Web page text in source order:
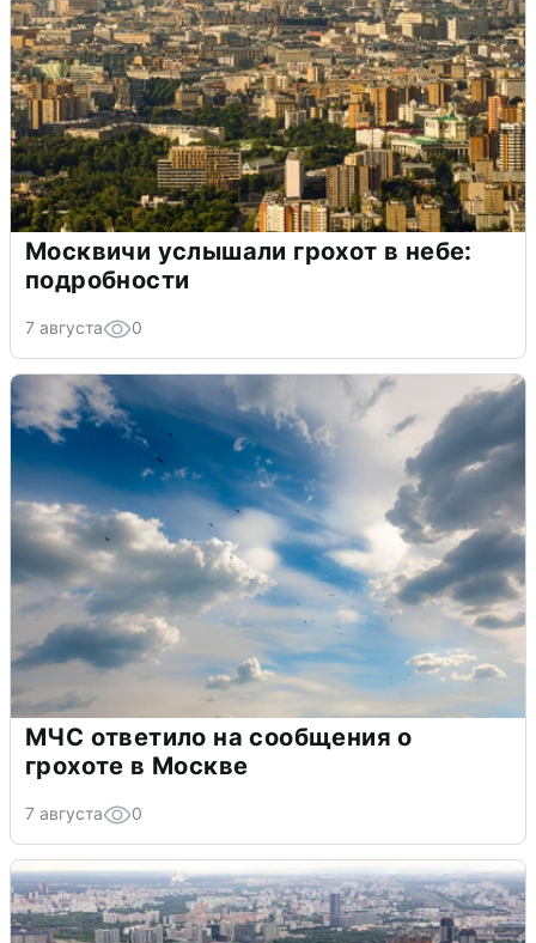
Москвичи услышали грохот в небе:
подробности
7 августа 0
МЧС ответило на сообщения о
грохоте в Москве
7 августа 0